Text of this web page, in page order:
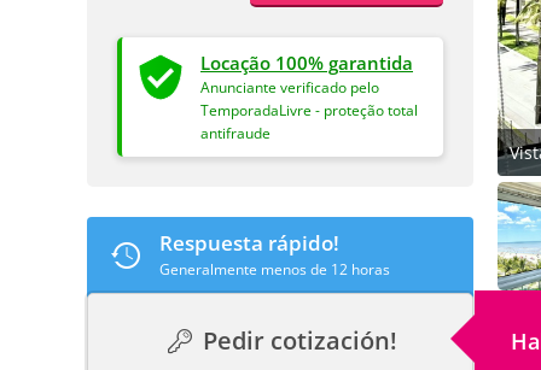
Locação 100% garantida
Anunciante verificado pelo
TemporadaLivre - proteção total
antifraude
Respuesta rápido!
Generalmente menos de 12 horas
Pedir cotización!